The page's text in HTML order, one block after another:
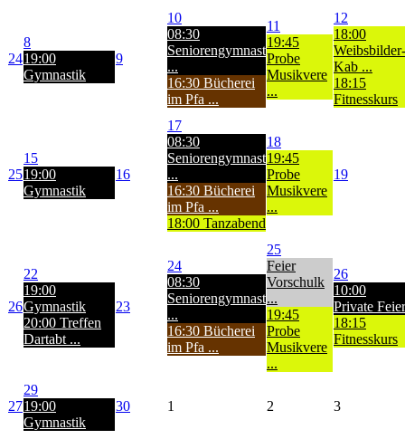
24
8
19:00
Gymnastik
9
10
08:30
Seniorengymnast
...
16:30 Bücherei
im Pfa ...
11
19:45
Probe
Musikvere
...
12
18:00
Weibsbilder-
Kab ...
18:15
Fitnesskurs
25
15
19:00
Gymnastik
16
17
08:30
Seniorengymnast
...
16:30 Bücherei
im Pfa ...
18:00 Tanzabend
18
19:45
Probe
Musikvere
...
19
26
22
19:00
Gymnastik
20:00 Treffen
Dartabt ...
23
24
08:30
Seniorengymnast
...
16:30 Bücherei
im Pfa ...
25
Feier
Vorschulk
...
19:45
Probe
Musikvere
...
26
10:00
Private Feier
18:15
Fitnesskurs
27
29
19:00
Gymnastik
30 1 2 3